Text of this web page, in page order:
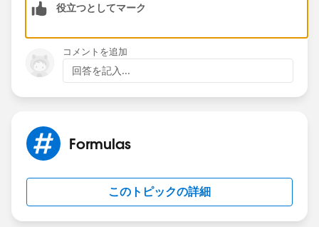
NOT( ISCHANGED( Field 1 )) ,
NOT( ISCHANGED( Field 3 ))
役立つとしてマーク
コメントを追加
回答を記入...
Formulas
このトピックの詳細